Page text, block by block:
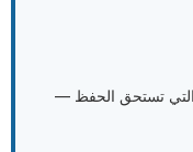
التي تستحق الحفظ —